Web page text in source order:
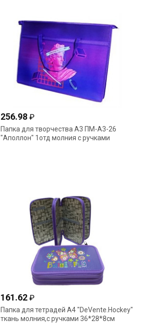
256.98 ₽
Папка для творчества А3 ПМ-А3-26
"Аполлон" 1отд молния с ручками
161.62 ₽
Папка для тетрадей А4 "DeVente.Hockey"
ткань молния,с ручками 36*28*8см